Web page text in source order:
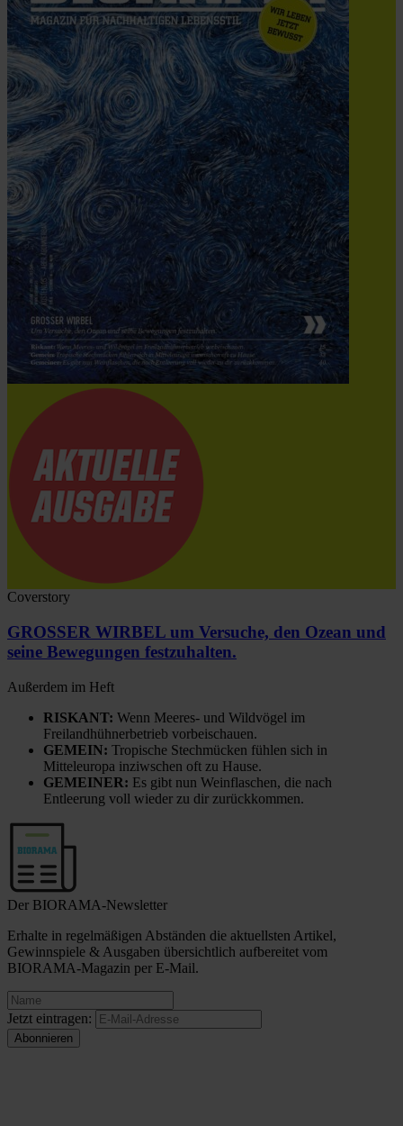
Coverstory
GROSSER WIRBEL um Versuche, den Ozean und
seine Bewegungen festzuhalten.
Außerdem im Heft
RISKANT: Wenn Meeres- und Wildvögel im
Freilandhühnerbetrieb vorbeischauen.
GEMEIN: Tropische Stechmücken fühlen sich in
Mitteleuropa inziwschen oft zu Hause.
GEMEINER: Es gibt nun Weinflaschen, die nach
Entleerung voll wieder zu dir zurückkommen.
Der BIORAMA-Newsletter
Erhalte in regelmäßigen Abständen die aktuellsten Artikel,
Gewinnspiele & Ausgaben übersichtlich aufbereitet vom
BIORAMA-Magazin per E-Mail.
Jetzt eintragen: